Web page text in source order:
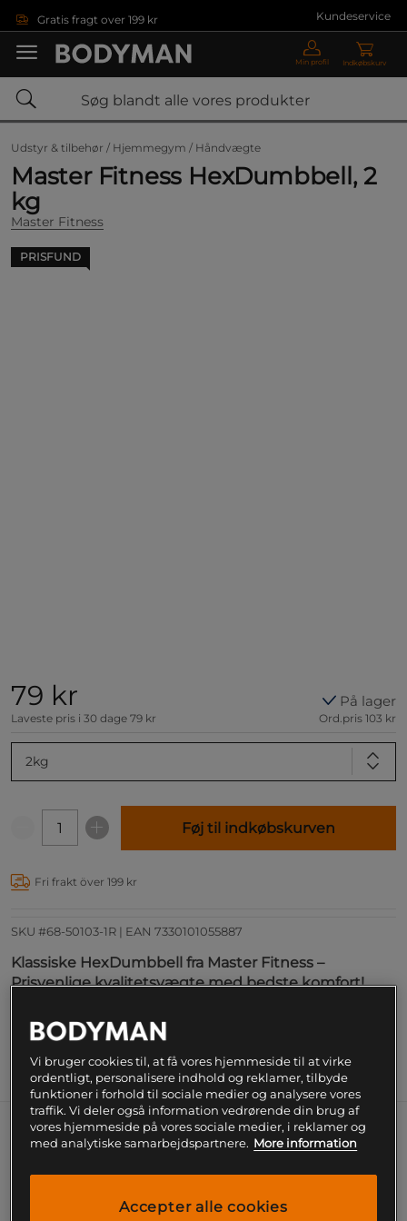
Gratis fragt over 199 kr Kundeservice
Min profil Indkøbskurv
Udstyr & tilbehør / Hjemmegym / Håndvægte
Master Fitness HexDumbbell, 2
kg
Master Fitness
PRISFUND
79 kr
Laveste pris i 30 dage 79 kr Ord.pris 103 kr
På lager
2kg
Føj til indkøbskurven
Fri frakt över 199 kr
SKU #68-50103-1R | EAN 7330101055887
Klassiske HexDumbbell fra Master Fitness –
Prisvenlige kvalitetsvægte med bedste komfort!
Information
Klassiske HexDumbbell fra Master
Fitness – Prisvenlige kvalitetsvægte
med bedste komfort!
Vi bruger cookies til, at få vores hjemmeside til at virke
ordentligt, personalisere indhold og reklamer, tilbyde
funktioner i forhold til sociale medier og analysere vores
traffik. Vi deler også information vedrørende din brug af
vores hjemmeside på vores sociale medier, i reklamer og
med analytiske samarbejdspartnere. More information
Accepter alle cookies